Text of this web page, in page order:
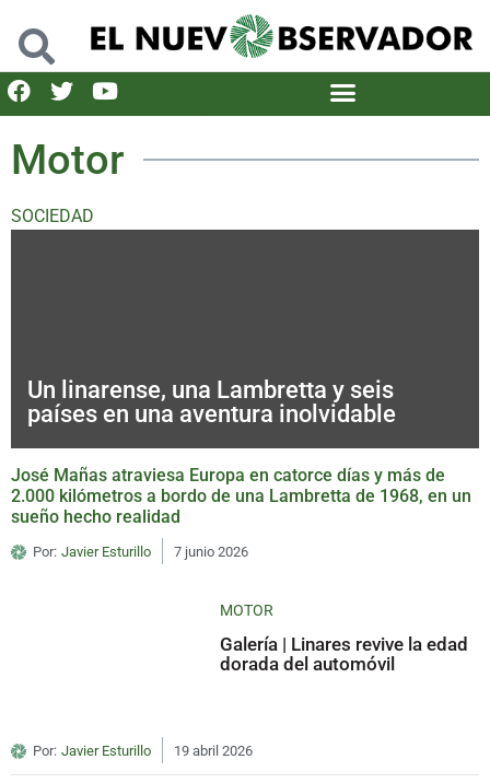
Motor
SOCIEDAD
Un linarense, una Lambretta y seis
países en una aventura inolvidable
José Mañas atraviesa Europa en catorce días y más de
2.000 kilómetros a bordo de una Lambretta de 1968, en un
sueño hecho realidad
Por: Javier Esturillo 7 junio 2026
MOTOR
Galería | Linares revive la edad
dorada del automóvil
Por: Javier Esturillo 19 abril 2026